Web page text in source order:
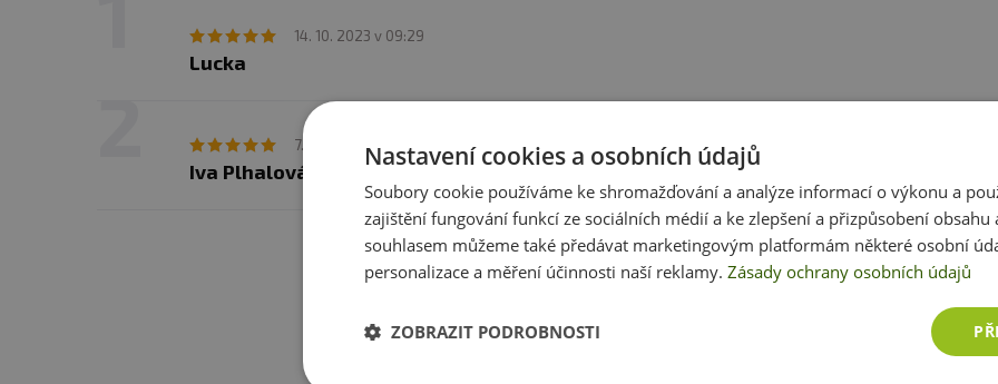
14. 10. 2023 v 09:29
Lucka
7. 5. 2020 v 16:53
Iva Plhalová
Kupuji už dlouho, výborný na lívance :)
Máte s produktem zkušenost? Napište recenzi a pomozte tak
zákazníkům s rozhodováním. Děkujeme :-)
Nastavení cookies a osobních údajů
Soubory cookie používáme ke shromažďování a analýze informací o výkonu a
zajištění fungování funkcí ze sociálních médií a ke zlepšení a přizpůsobení obsahu
souhlasem můžeme také předávat marketingovým platformám některé osobní
personalizace a měření účinnosti naší reklamy. Zásady ochrany osobních údajů
ZOBRAZIT PODROBNOSTI